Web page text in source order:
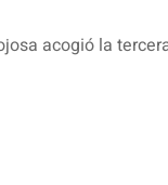
acogió la